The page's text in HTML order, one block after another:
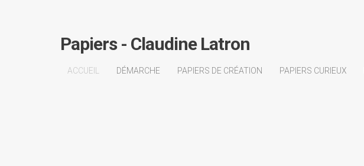
Papiers - Claudine Latron
ACCUEIL DÉMARCHE PAPIERS DE CRÉATION PAPIERS CURIEUX